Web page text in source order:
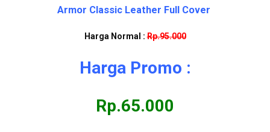
Armor Classic Leather Full Cover
Harga Normal :Rp.95.000
Harga Promo :
Rp.65.000